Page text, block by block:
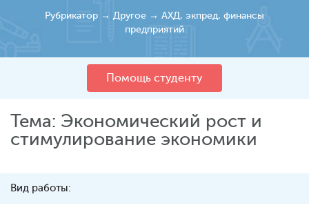
Рубрикатор → Другое → АХД, экпред, финансы
предприятий
Помощь студенту
Тема: Экономический рост и
стимулирование экономики
Вид работы: